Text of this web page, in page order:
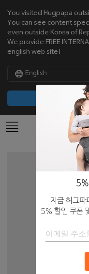
You visited Hugpapa
You can see content
even outside Korea of
We provide FREE
english web site!
English
5%
지금 허그파
5% 할인 쿠폰